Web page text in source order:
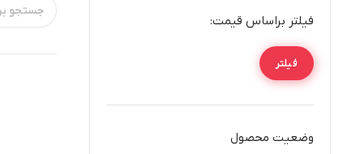
فیلتر براساس قیمت:
فیلتر
وضعیت محصول